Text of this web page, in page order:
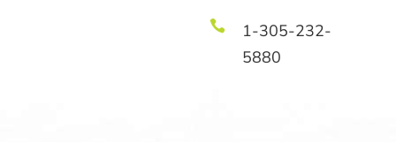

1-305-232-
5880